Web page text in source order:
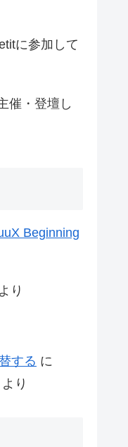
に参加して
催・登壇し
Beginning
より
する に
より